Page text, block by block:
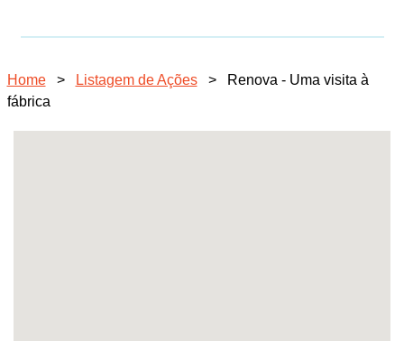
Home > Listagem de Ações >
Renova - Uma visita à
fábrica